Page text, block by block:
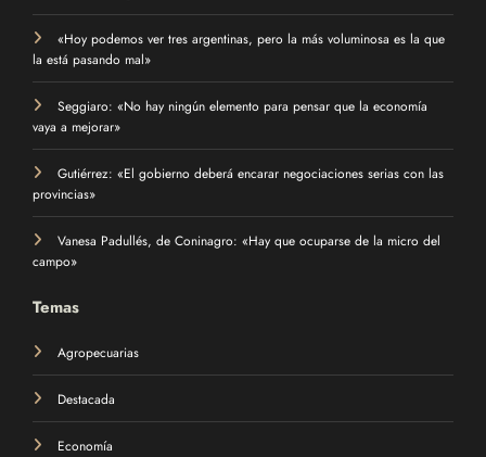
«Hoy podemos ver tres argentinas, pero la más voluminosa es la que
la está pasando mal»
Seggiaro: «No hay ningún elemento para pensar que la economía
vaya a mejorar»
Gutiérrez: «El gobierno deberá encarar negociaciones serias con las
provincias»
Vanesa Padullés, de Coninagro: «Hay que ocuparse de la micro del
campo»
Temas
Agropecuarias
Destacada
Economía